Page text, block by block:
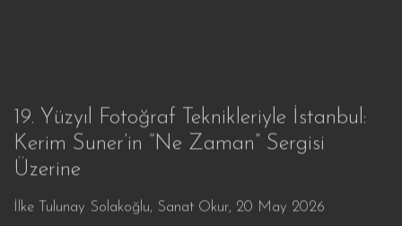
19. Yüzyıl Fotoğraf Teknikleriyle İstanbul:
Kerim Suner’in “Ne Zaman” Sergisi
Üzerine
İlke Tulunay Solakoğlu, Sanat Okur, 20 May 2026